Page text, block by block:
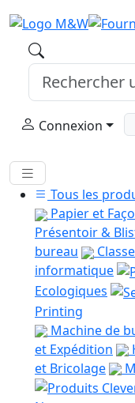
Connexion
Tous les
Papier et
Présentoir &
bureau
informatique
Ecologiques
Printing
Machine de
et Expédition
et Bricolage